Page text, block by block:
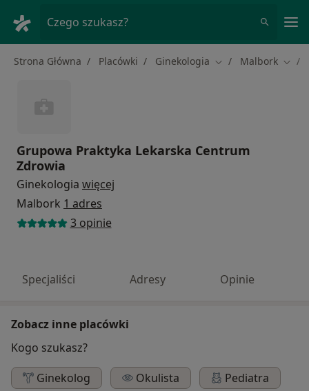
Czego szukasz?
Strona Główna Placówki Ginekologia Zmień miasto
Malbork
Grupowa Praktyka Lekarska Centrum
Zdrowia
Ginekologia więcej
Malbork 1 adres
3 opinie
Specjaliści Adresy Opinie
Zobacz inne placówki
Kogo szukasz?
Ginekolog
Okulista
Pediatra